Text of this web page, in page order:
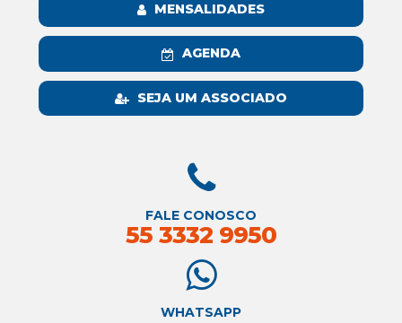
MENSALIDADES
AGENDA
SEJA UM ASSOCIADO
FALE CONOSCO
55 3332 9950
WHATSAPP